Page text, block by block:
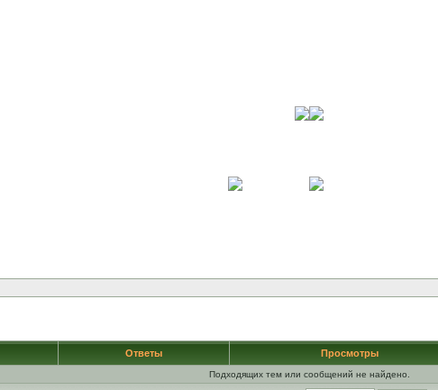
Ответы Просмотры
Подходящих тем или сообщений не найдено.